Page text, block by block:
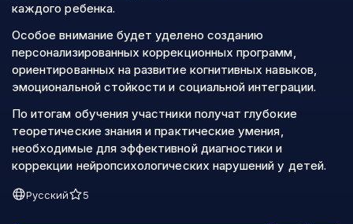
каждого ребенка.
Особое внимание будет уделено созданию
персонализированных коррекционных программ,
ориентированных на развитие когнитивных навыков,
эмоциональной стойкости и социальной интеграции.
По итогам обучения участники получат глубокие
теоретические знания и практические умения,
необходимые для эффективной диагностики и
коррекции нейропсихологических нарушений у детей.
Русский 5